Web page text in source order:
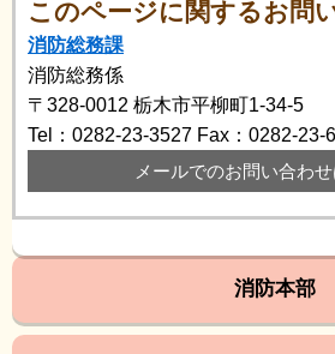
このページに関するお問
消防総務課
消防総務係
〒328-0012 栃木市平柳町1-34-5
Tel：0282-23-3527 Fax：0282-23-
メールでのお問い合わ
消防本部